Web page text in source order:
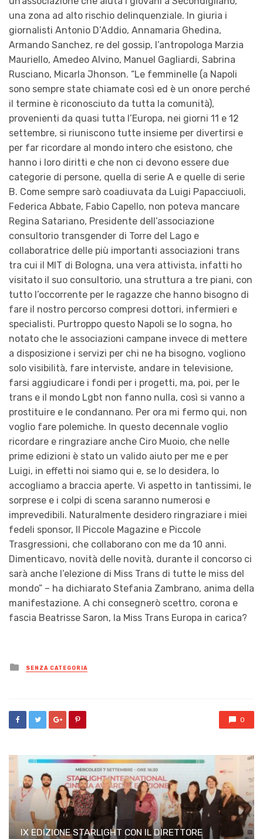
una zona ad alto rischio delinquenziale. In giuria i
giornalisti Antonio D’Addio, Annamaria Ghedina,
Armando Sanchez, re del gossip, l’antropologa Marzia
Mauriello, Amedeo Alvino, Manuel Gagliardi, Sabrina
Rusciano, Micarla Jhonson. “Le femminelle (a Napoli
sono sempre state chiamate così ed è un onore perché
il termine è riconosciuto da tutta la comunità),
provenienti da quasi tutta l’Europa, nei giorni 11 e 12
settembre, si riuniscono tutte insieme per divertirsi e
per far ricordare al mondo intero che esistono, che
hanno i loro diritti e che non ci devono essere due
categorie di persone, quella di serie A e quelle di serie
B. Come sempre sarò coadiuvata da Luigi Papacciuoli,
Federica Abbate, Fabio Capello, non poteva mancare
Regina Satariano, Presidente dell’associazione
consultorio transgender di Torre del Lago e
collaboratrice delle più importanti associazioni trans
tra cui il MIT di Bologna, una vera attivista, infatti ho
visitato il suo consultorio, una struttura a tre piani, con
tutto l’occorrente per le ragazze che hanno bisogno di
fare il nostro percorso compresi dottori, infermieri e
specialisti. Purtroppo questo Napoli se lo sogna, ho
notato che le associazioni campane invece di mettere
a disposizione i servizi per chi ne ha bisogno, vogliono
solo visibilità, fare interviste, andare in televisione,
farsi aggiudicare i fondi per i progetti, ma, poi, per le
trans e il mondo Lgbt non fanno nulla, così si vanno a
prostituire e le condannano. Per ora mi fermo qui, non
voglio fare polemiche. In questo decennale voglio
ricordare e ringraziare anche Ciro Muoio, che nelle
prime edizioni è stato un valido aiuto per me e per
Luigi, in effetti noi siamo qui e, se lo desidera, lo
accogliamo a braccia aperte. Vi aspetto in tantissimi, le
sorprese e i colpi di scena saranno numerosi e
imprevedibili. Naturalmente desidero ringraziare i miei
fedeli sponsor, Il Piccole Magazine e Piccole
Trasgressioni, che collaborano con me da 10 anni.
Dimenticavo, novità delle novità, durante il concorso ci
sarà anche l’elezione di Miss Trans di tutte le miss del
mondo” – ha dichiarato Stefania Zambrano, anima della
manifestazione. A chi consegnerò scettro, corona e
fascia Beatrisse Saron, la Miss Trans Europa in carica?
Posted
in
SENZA CATEGORIA
0
IX EDIZIONE STARLIGHT CON IL DIRETTORE